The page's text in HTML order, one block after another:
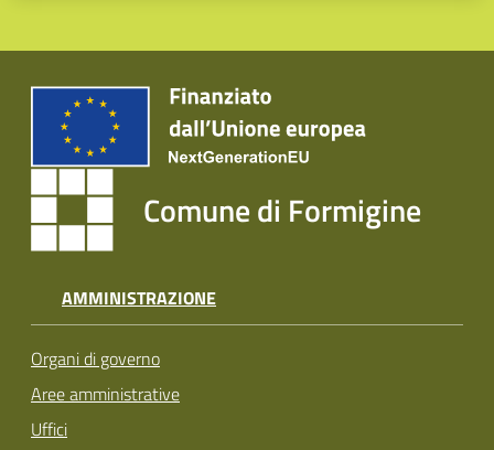
gli
argomenti...
Comune di Formigine
AMMINISTRAZIONE
Organi di governo
Aree amministrative
Uffici